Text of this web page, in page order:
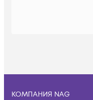
КОМПАНИЯ NAG